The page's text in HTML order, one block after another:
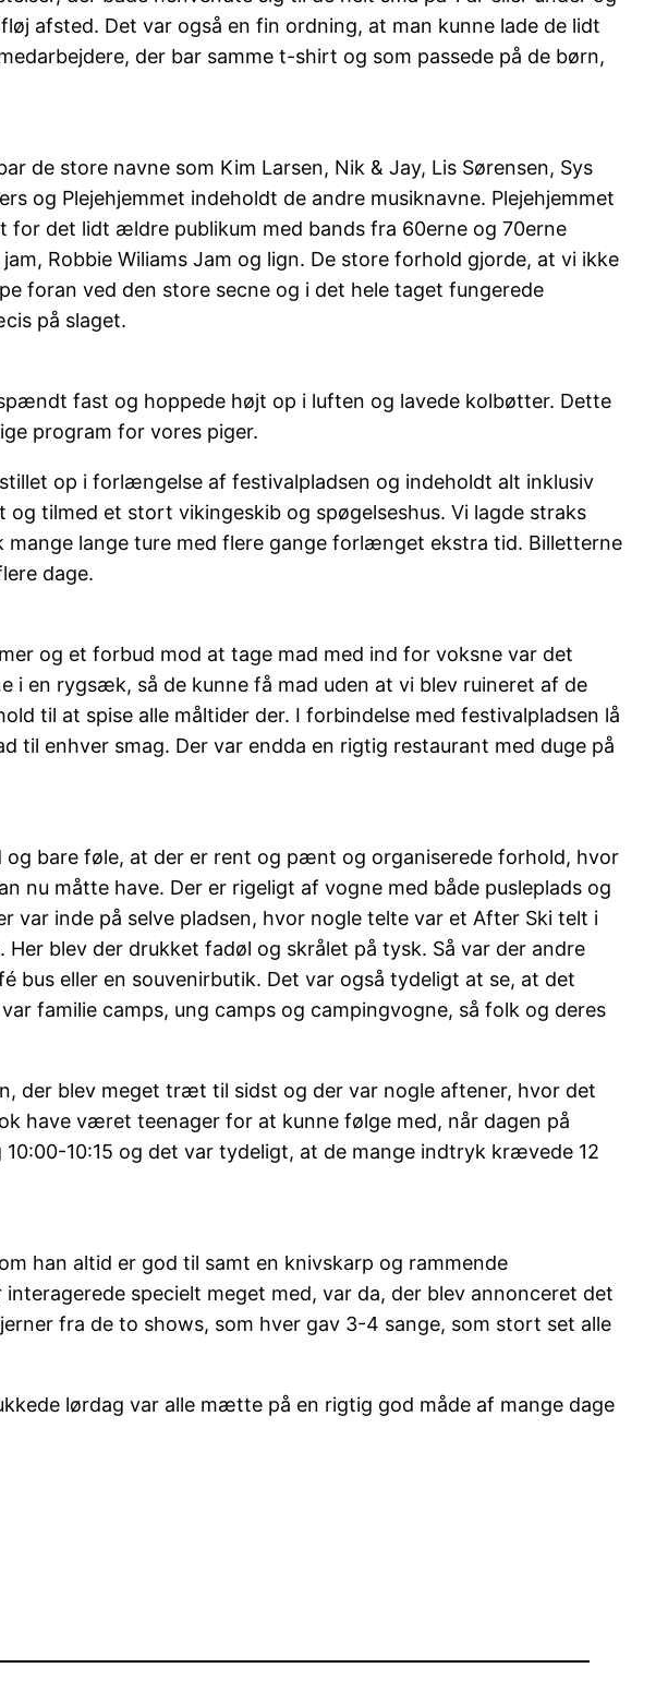
afsted. Det var også en fin ordning, at man kunne lade de lidt
der bar samme t-shirt og som passede på de børn,
de store navne som Kim Larsen, Nik & Jay, Lis Sørensen, Sys
og Plejehjemmet indeholdt de andre musiknavne. Plejehjemmet
for det lidt ældre publikum med bands fra 60erne og 70erne
Robbie Wiliams Jam og lign. De store forhold gjorde, at vi ikke
foran ved den store secne og i det hele taget fungerede
på slaget.
fast og hoppede højt op i luften og lavede kolbøtter. Dette
program for vores piger.
op i forlængelse af festivalpladsen og indeholdt alt inklusiv
tilmed et stort vikingeskib og spøgelseshus. Vi lagde straks
lange ture med flere gange forlænget ekstra tid. Billetterne
dage.
og et forbud mod at tage mad med ind for voksne var det
i en rygsæk, så de kunne få mad uden at vi blev ruineret af de
til at spise alle måltider der. I forbindelse med festivalpladsen lå
enhver smag. Der var endda en rigtig restaurant med duge på
bare føle, at der er rent og pænt og organiserede forhold, hvor
nu måtte have. Der er rigeligt af vogne med både pusleplads og
inde på selve pladsen, hvor nogle telte var et After Ski telt i
blev der drukket fadøl og skrålet på tysk. Så var der andre
bus eller en souvenirbutik. Det var også tydeligt at se, at det
familie camps, ung camps og campingvogne, så folk og deres
der blev meget træt til sidst og der var nogle aftener, hvor det
have været teenager for at kunne følge med, når dagen på
10:15 og det var tydeligt, at de mange indtryk krævede 12
han altid er god til samt en knivskarp og rammende
specielt meget med, var da, der blev annonceret det
fra de to shows, som hver gav 3-4 sange, som stort set alle
lørdag var alle mætte på en rigtig god måde af mange dage